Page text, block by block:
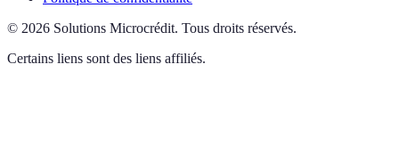
© 2026 Solutions Microcrédit. Tous droits réservés.
Certains liens sont des liens affiliés.